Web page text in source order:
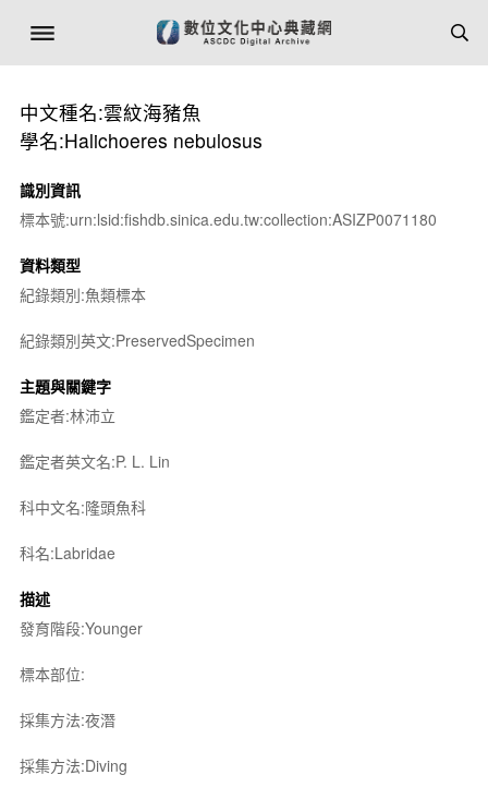
中文種名:雲紋海豬魚
學名:Halichoeres nebulosus
識別資訊
標本號:urn:lsid:fishdb.sinica.edu.tw:collection:ASIZP0071180
資料類型
紀錄類別:魚類標本
紀錄類別英文:PreservedSpecimen
主題與關鍵字
鑑定者:林沛立
鑑定者英文名:P. L. Lin
科中文名:隆頭魚科
科名:Labridae
描述
發育階段:Younger
標本部位:
採集方法:夜潛
採集方法:Diving